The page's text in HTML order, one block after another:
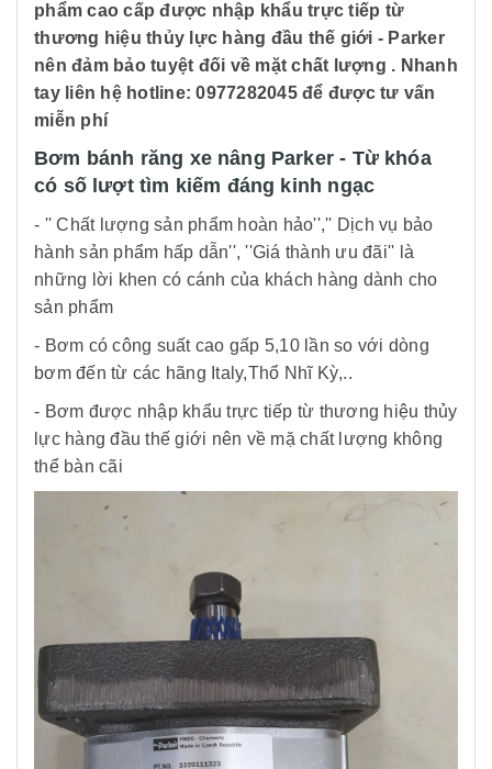
phẩm cao cấp được nhập khẩu trực tiếp từ
thương hiệu thủy lực hàng đầu thế giới - Parker
nên đảm bảo tuyệt đối về mặt chất lượng . Nhanh
tay liên hệ hotline: 0977282045 để được tư vấn
miễn phí
Bơm bánh răng xe nâng Parker - Từ khóa
có số lượt tìm kiếm đáng kinh ngạc
- '' Chất lượng sản phẩm hoàn hảo'','' Dịch vụ bảo
hành sản phẩm hấp dẫn'', ''Giá thành ưu đãi'' là
những lời khen có cánh của khách hàng dành cho
sản phẩm
- Bơm có công suất cao gấp 5,10 lần so với dòng
bơm đến từ các hãng Italy,Thổ Nhĩ Kỳ,..
- Bơm được nhập khẩu trực tiếp từ thương hiệu thủy
lực hàng đầu thế giới nên về mặ chất lượng không
thể bàn cãi